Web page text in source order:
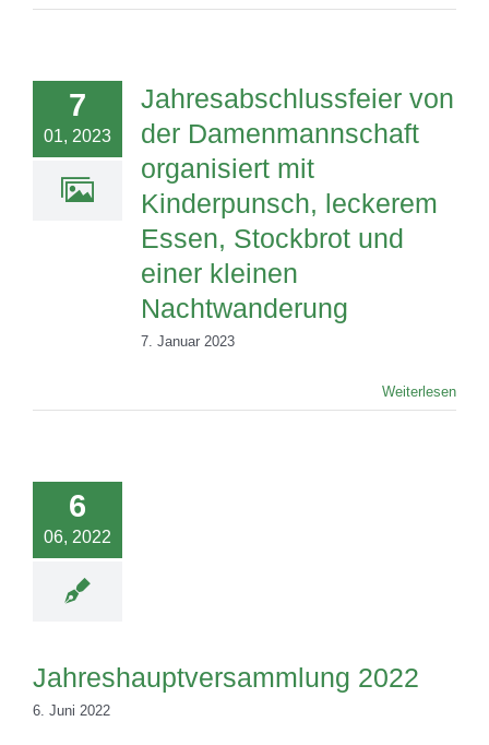
7
01, 2023
Jahresabschlussfeier von
der Damenmannschaft
organisiert mit
Kinderpunsch, leckerem
Essen, Stockbrot und
einer kleinen
Nachtwanderung
7. Januar 2023
Weiterlesen
6
06, 2022
Jahreshauptversammlung 2022
6. Juni 2022